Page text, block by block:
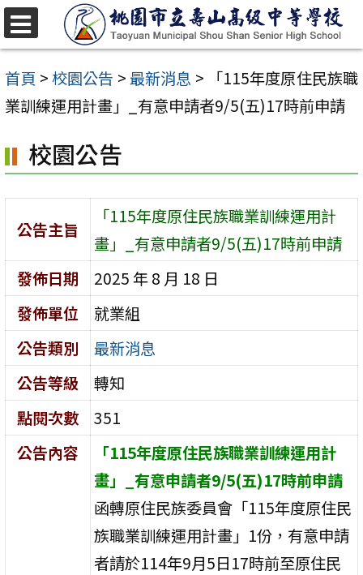
跳
至
主
要
容
區
首頁 >校園公告 >最新消息 >
「115年度原住民族職
業訓練運用計畫」_有意申請者9/5(五)17時前申請
校園公告
公告主旨
「115年度原住民族職業訓練運用計
畫」_有意申請者9/5(五)17時前申請
發佈日期
2025 年 8 月 18 日
發佈單位
就業組
公告類別
最新消息
公告等級
轉知
點閱次數
351
公告內容
「115年度原住民族職業訓練運用計
畫」_有意申請者9/5(五)17時前申請
函轉原住民族委員會「115年度原住民
族職業訓練運用計畫」1份，有意申請
者請於114年9月5日17時前至原住民
選
單